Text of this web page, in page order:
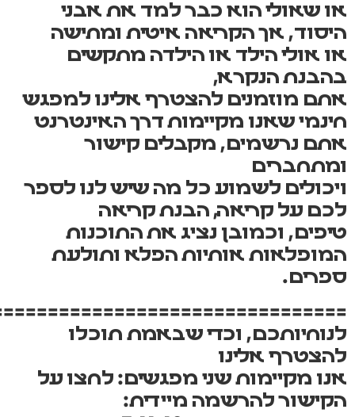
או שאולי הוא כבר למד את אבני
היסוד, אך הקריאה איטית ומתישה
או אולי הילד או הילדה מתקשים
בהבנת הנקרא,
אתם מוזמנים להצטרף אלינו למפגש
חינמי שאנו מקיימות דרך האינטרנט
אתם נרשמים, מקבלים קישור
ומתחברים
ויכולים לשמוע כל מה שיש לנו לספר
לכם על קריאה, הבנת קריאה
טיפים, וכמובן נציג את התוכנות
המופלאות אותיות הפלא ותולעת
ספרים.
לנוחיותכם, וכדי שבאמת תוכלו
להצטרף אלינו
אנו מקיימות שני מפגשים: לחצו על
הקישור להרשמה מיידית: